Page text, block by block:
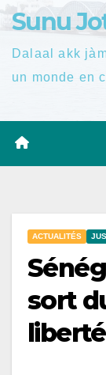
Sunu
Dalaal akk
un monde en
ACTUALITÉS
sort